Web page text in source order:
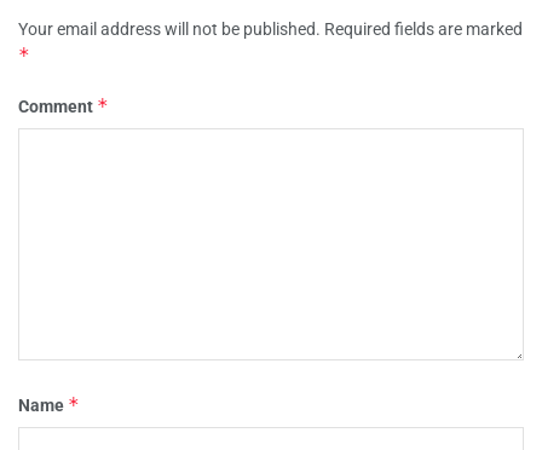
Your email address will not be published. Required fields are marked
*
Comment *
Name *